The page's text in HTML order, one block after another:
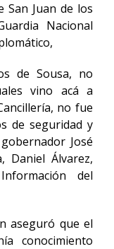
Juan de los
Nacional
de Sousa, no
vino acá a
no fue
de seguridad y
José
Daniel Álvarez,
del
aseguró que el
conocimiento